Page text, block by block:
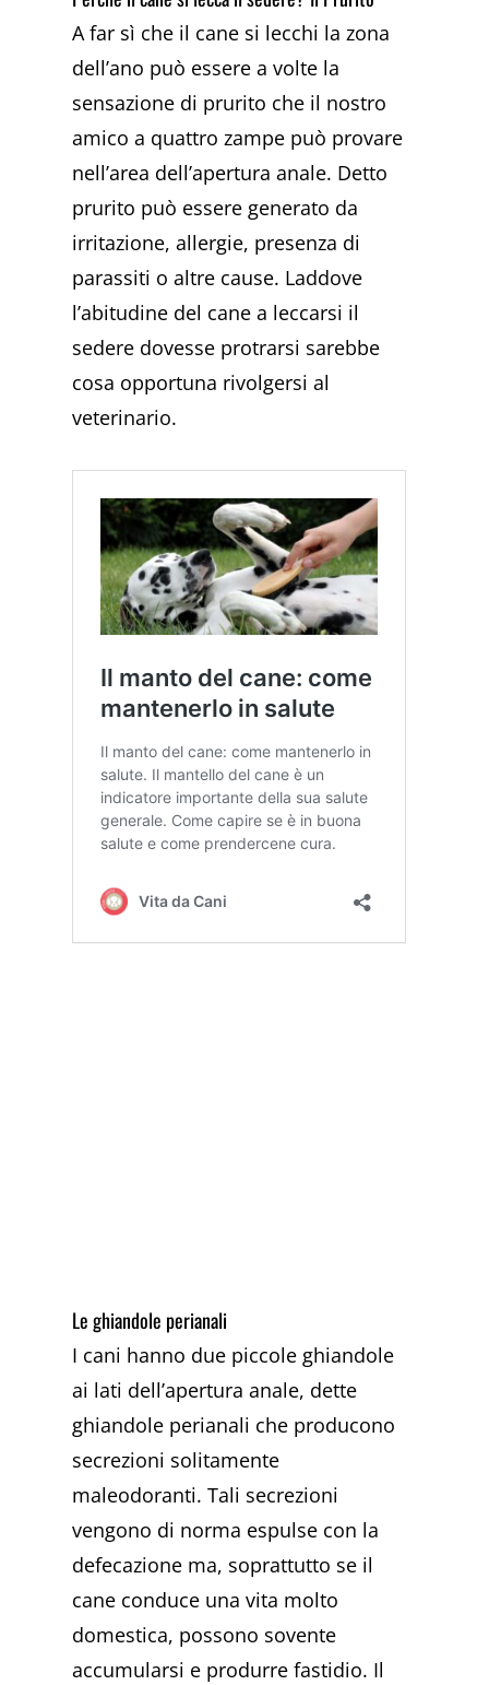
A far sì che il cane si lecchi la zona
dell’ano può essere a volte la
sensazione di prurito che il nostro
amico a quattro zampe può provare
nell’area dell’apertura anale. Detto
prurito può essere generato da
irritazione, allergie, presenza di
parassiti o altre cause. Laddove
l’abitudine del cane a leccarsi il
sedere dovesse protrarsi sarebbe
cosa opportuna rivolgersi al
veterinario.
Le ghiandole perianali
I cani hanno due piccole ghiandole
ai lati dell’apertura anale, dette
ghiandole perianali che producono
secrezioni solitamente
maleodoranti. Tali secrezioni
vengono di norma espulse con la
defecazione ma, soprattutto se il
cane conduce una vita molto
domestica, possono sovente
accumularsi e produrre fastidio. Il